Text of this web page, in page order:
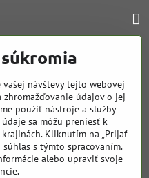
návštevy tejto webovej
údajov o jej
použiť nástroje a služby
sa môžu preniesť k
krajinách. Kliknutím na „Prijať
s týmto spracovaním.
alebo upraviť svoje